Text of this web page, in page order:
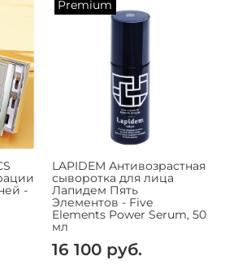
-
Premium
LAPIDEM Антивозрастная
сыворотка для лица
Лапидем Пять
Элементов - Five
Elements Power Serum, 50
мл
16 100 руб.